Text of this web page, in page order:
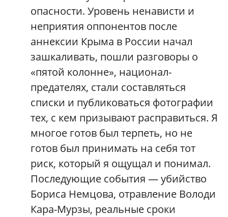
опасности. Уровень ненависти и
неприятия оппонентов после
аннексии Крыма в России начал
зашкаливать, пошли разговоры о
«пятой колонне», национал-
предателях, стали составляться
списки и публиковаться фотографии
тех, с кем призывают расправиться. Я
многое готов был терпеть, но не
готов был принимать на себя тот
риск, который я ощущал и понимал.
Последующие события — убийство
Бориса Немцова, отравление Володи
Кара-Мурзы, реальные сроки